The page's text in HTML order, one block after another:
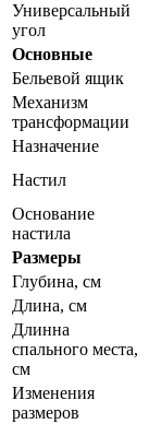
Универсальный
угол
Основные
Бельевой ящик
Механизм
трансформации
Назначение
Настил
Основание
настила
Размеры
Глубина, см
Длина, см
Длинна
спального места,
см
Изменения
размеров